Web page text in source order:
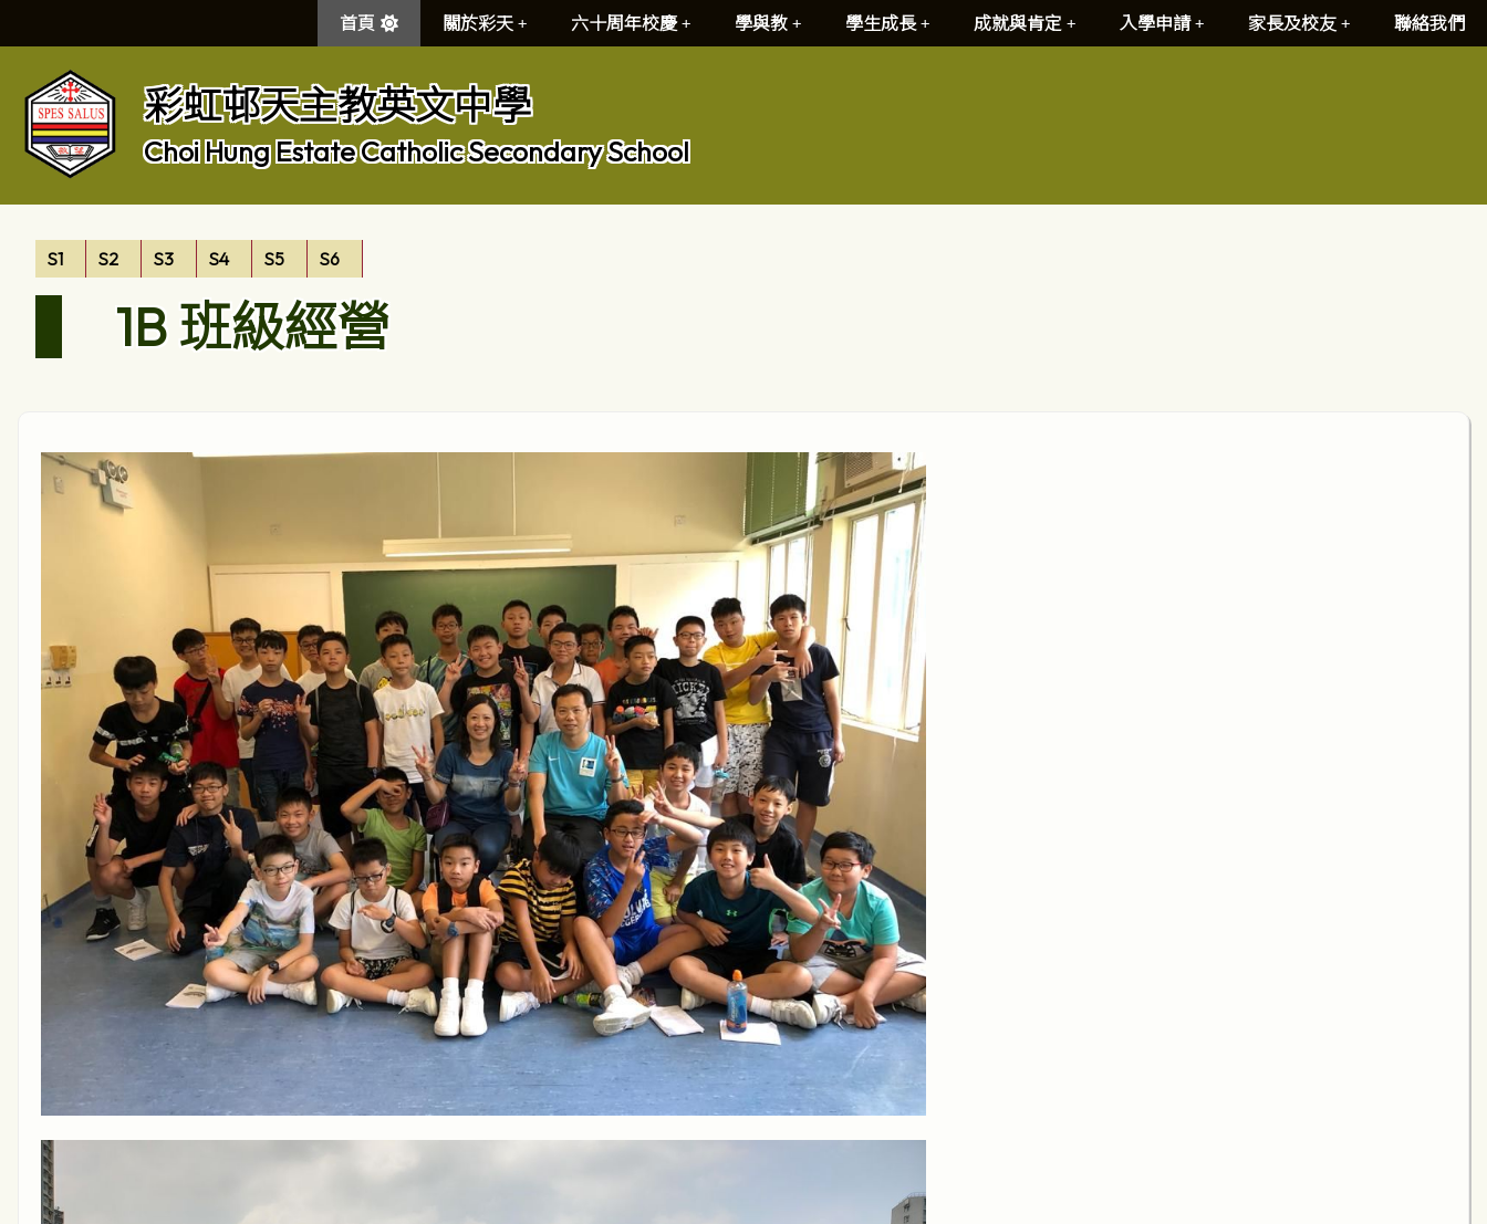
首頁 關於彩天 六十周年校慶 學與教 學生成長 成就與肯定 入學申請 家長及校友 聯絡我們
彩虹邨天主教英文中學
Choi Hung Estate Catholic Secondary School
S1 S2 S3 S4 S5 S6
1B 班級經營